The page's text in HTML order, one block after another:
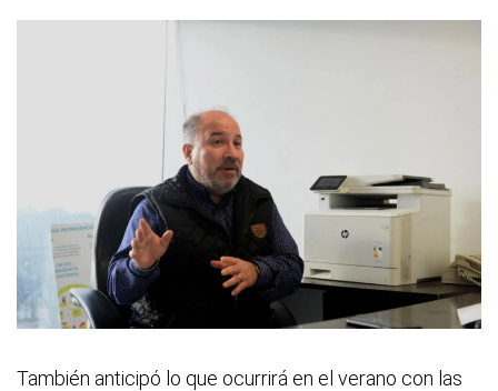
También anticipó lo que ocurrirá en el verano con las